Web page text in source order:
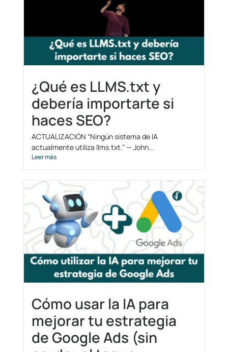
¿Qué es LLMS.txt y
debería importarte si
haces SEO?
ACTUALIZACIÓN “Ningún sistema de IA
actualmente utiliza llms.txt.” — John...
Leer más
Cómo usar la IA para
mejorar tu estrategia
de Google Ads (sin